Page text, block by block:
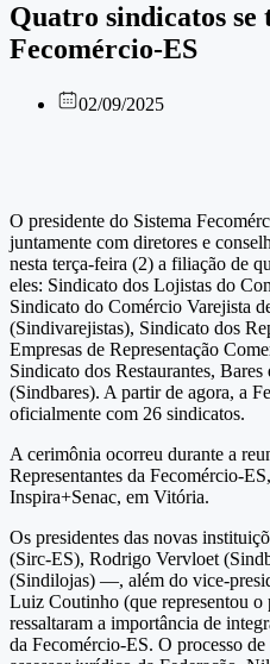
Quatro sindicatos
Fecomércio-ES
02/09/2025
O presidente do Sistema
juntamente com diretores e
nesta terça-feira (2) a filiação de
eles: Sindicato dos Lojistas do
Sindicato do Comércio Varejista
(Sindivarejistas), Sindicato dos
Empresas de Representação
Sindicato dos Restaurantes,
(Sindbares). A partir de agora, a
oficialmente com 26 sindicatos.
A cerimônia ocorreu durante a
Representantes da Fecomércio-
Inspira+Senac, em Vitória.
Os presidentes das novas
(Sirc-ES), Rodrigo Vervloet
(Sindilojas) —, além do vice-
Luiz Coutinho (que representou o
ressaltaram a importância de
da Fecomércio-ES. O processo